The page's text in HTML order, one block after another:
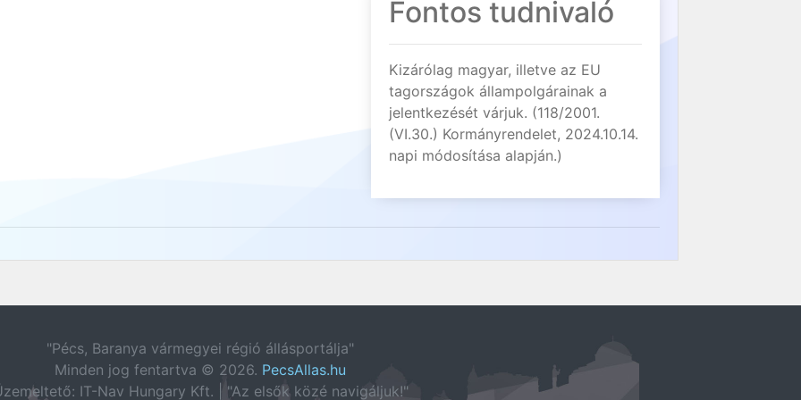
Fontos tudnivaló
Kizárólag magyar, illetve az EU
tagországok állampolgárainak a
jelentkezését várjuk. (118/2001.
(VI.30.) Kormányrendelet, 2024.10.14.
napi módosítása alapján.)
"Pécs, Baranya vármegyei régió állásportálja"
Minden jog fentartva © 2026. PecsAllas.hu
IT-Nav Hungary Kft. | "Az elsők közé navigáljuk!"